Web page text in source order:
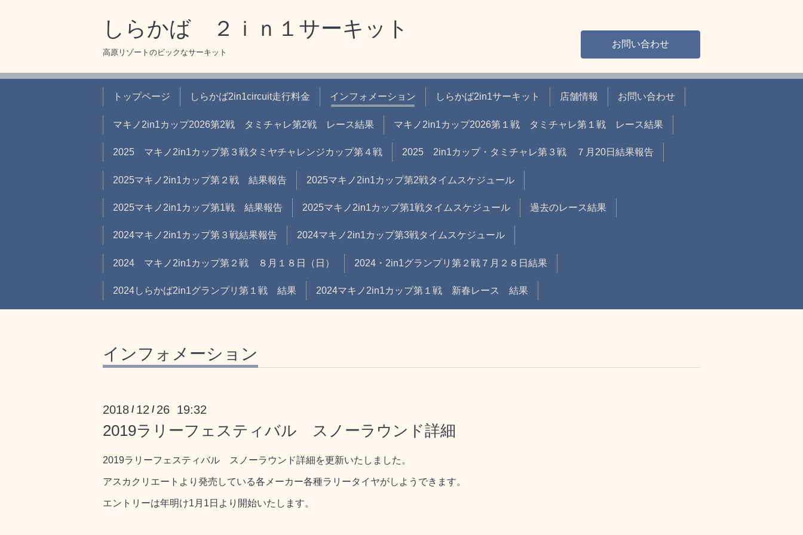
しらかば ２ｉｎ１サーキット
高原リゾートのビックなサーキット
お問い合わせ
トップページ しらかば2in1circuit走行料金 インフォメーション しらかば2in1サーキット 店舗情報 お問い合わせ
マキノ2in1カップ2026第2戦 タミチャレ第2戦 レース結果 マキノ2in1カップ2026第１戦 タミチャレ第１戦 レース結果
2025 マキノ2in1カップ第３戦タミヤチャレンジカップ第４戦 2025 2in1カップ・タミチャレ第３戦 ７月20日結果報告
2025マキノ2in1カップ第２戦 結果報告 2025マキノ2in1カップ第2戦タイムスケジュール
2025マキノ2in1カップ第1戦 結果報告 2025マキノ2in1カップ第1戦タイムスケジュール 過去のレース結果
2024マキノ2in1カップ第３戦結果報告 2024マキノ2in1カップ第3戦タイムスケジュール
2024 マキノ2in1カップ第２戦 ８月１８日（日） 2024・2in1グランプリ第２戦７月２８日結果
2024しらかば2in1グランプリ第１戦 結果 2024マキノ2in1カップ第１戦 新春レース 結果
インフォメーション
2018 / 12 / 26 19:32
2019ラリーフェスティバル スノーラウンド詳細
2019ラリーフェスティバル スノーラウンド詳細を更新いたしました。
アスカクリエートより発売している各メーカー各種ラリータイヤがしようできます。
エントリーは年明け1月1日より開始いたします。